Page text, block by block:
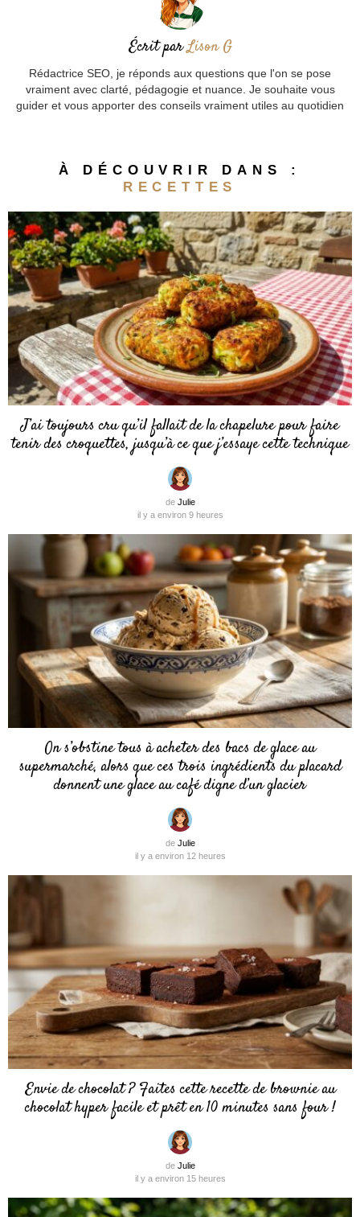
Écrit parLison G
Rédactrice SEO, je réponds aux questions que l'on se pose
vraiment avec clarté, pédagogie et nuance. Je souhaite vous
guider et vous apporter des conseils vraiment utiles au quotidien
À DÉCOUVRIR DANS :
RECETTES
J’ai toujours cru qu’il fallait de la chapelure pour faire
tenir des croquettes, jusqu’à ce que j’essaye cette technique
de Julie
il y a environ 9 heures
On s’obstine tous à acheter des bacs de glace au
supermarché, alors que ces trois ingrédients du placard
donnent une glace au café digne d’un glacier
de Julie
il y a environ 12 heures
Envie de chocolat ? Faites cette recette de brownie au
chocolat hyper facile et prêt en 10 minutes sans four !
de Julie
il y a environ 15 heures